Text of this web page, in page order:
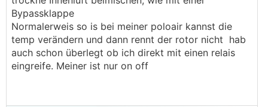
umsetzbar.
Außer vielleicht für ein paar Bastler-Freaks.
Dann gab es auch noch eine recht simple Lösung
ähnlich der allerersten Idee, im ersten Link,
umgesetzt von @helyx:
wenn du bei einem Rotationstauscher die
Rotation eine Weile lang stoppst, dann ist das
wie ein Bypass. Dann geht die Luft einfach ohne
"Wärmetauschen" durch.
Bypassklappe
Normalerweis so is bei meiner poloair kannst die
temp verändern und dann rennt der rotor nicht hab
auch schon überlegt ob ich direkt mit einen relais
eingreife. Meiner ist nur on off